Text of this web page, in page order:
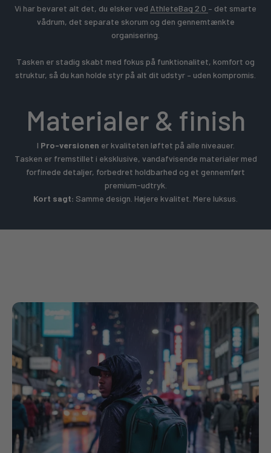
Vi har bevaret alt det, du elsker ved AthleteBag 2.0 – det smarte
vådrum, det separate skorum og den gennemtænkte
organisering.
Tasken er stadig skabt med fokus på funktionalitet, komfort og
struktur, så du kan holde styr på alt dit udstyr – uden kompromis.
Materialer & finish
I Pro-versionen er kvaliteten løftet på alle niveauer.
Tasken er fremstillet i eksklusive, vandafvisende materialer med
forfinede detaljer, forbedret holdbarhed og et gennemført
premium-udtryk.
Kort sagt: Samme design. Højere kvalitet. Mere luksus.